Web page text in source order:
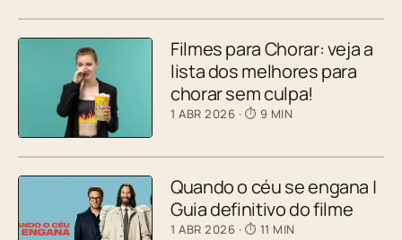
Filmes para Chorar: veja a
lista dos melhores para
chorar sem culpa!
1 ABR 2026 · ⏱ 9 MIN
Quando o céu se engana |
Guia definitivo do filme
1 ABR 2026 · ⏱ 11 MIN